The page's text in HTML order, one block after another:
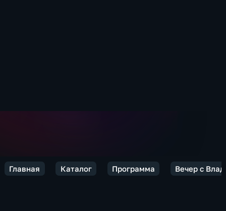
Главная Каталог Программа Вечер с